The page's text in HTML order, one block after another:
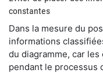
constantes
​Dans la mesure du
informations
du diagramme, car
pendant le processus